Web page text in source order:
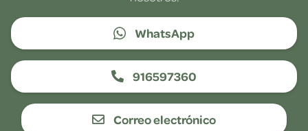
WhatsApp
916597360
Correo electrónico